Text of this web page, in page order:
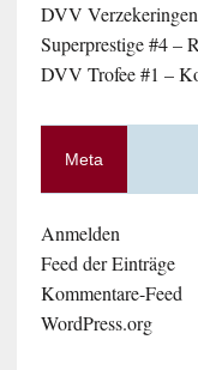
DVV
Superprestige #4 –
DVV Trofee #1 –
Meta
Anmelden
Feed der Einträge
Kommentare-Feed
WordPress.org